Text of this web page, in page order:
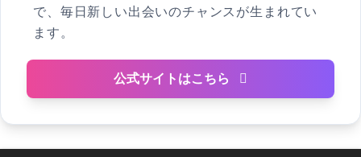
で、毎日新しい出会いのチャンスが生まれてい
ます。
公式サイトはこちら